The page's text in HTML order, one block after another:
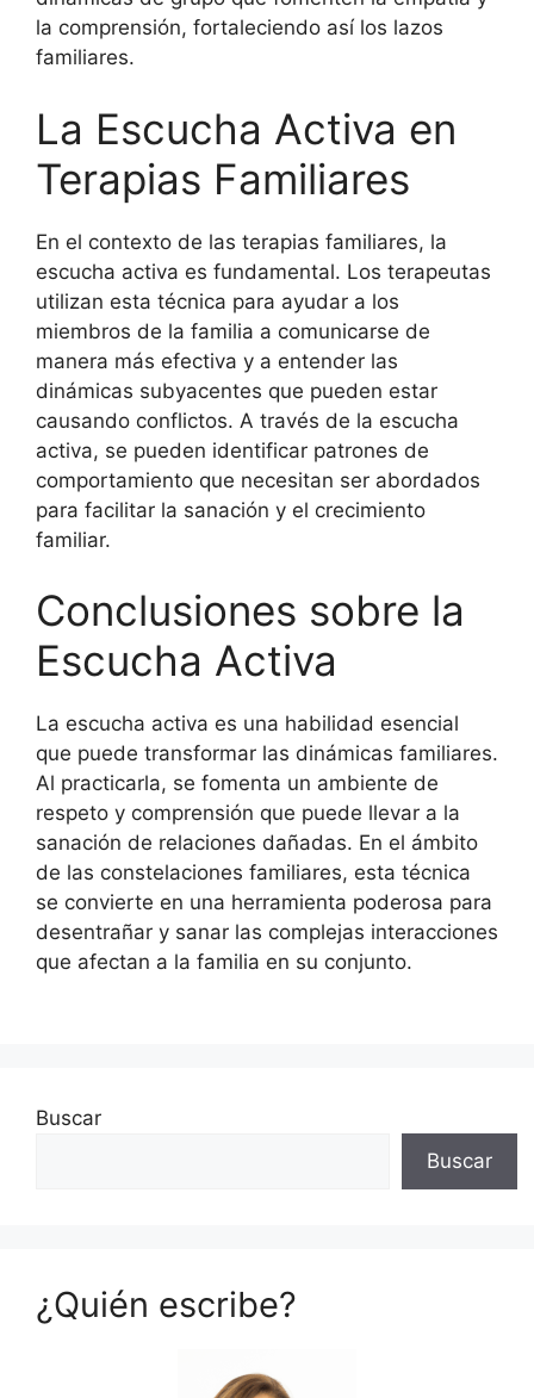
la comprensión, fortaleciendo así los lazos
familiares.
La Escucha Activa en
Terapias Familiares
En el contexto de las terapias familiares, la
escucha activa es fundamental. Los terapeutas
utilizan esta técnica para ayudar a los
miembros de la familia a comunicarse de
manera más efectiva y a entender las
dinámicas subyacentes que pueden estar
causando conflictos. A través de la escucha
activa, se pueden identificar patrones de
comportamiento que necesitan ser abordados
para facilitar la sanación y el crecimiento
familiar.
Conclusiones sobre la
Escucha Activa
La escucha activa es una habilidad esencial
que puede transformar las dinámicas familiares.
Al practicarla, se fomenta un ambiente de
respeto y comprensión que puede llevar a la
sanación de relaciones dañadas. En el ámbito
de las constelaciones familiares, esta técnica
se convierte en una herramienta poderosa para
desentrañar y sanar las complejas interacciones
que afectan a la familia en su conjunto.
Buscar
Buscar
¿Quién escribe?